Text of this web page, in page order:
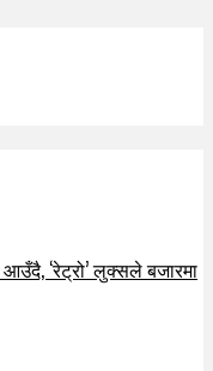
आउँदै, ‘रेट्रो’ लुक्सले बजारमा